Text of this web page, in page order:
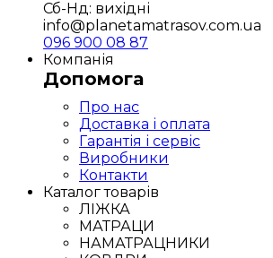
Сб-Нд: вихідні
info@planetamatrasov.com.ua
096 900 08 87
Компанія
Допомога
Про нас
Доставка і оплата
Гарантія і сервіс
Виробники
Контакти
Каталог товарів
ЛІЖКА
МАТРАЦИ
НАМАТРАЦНИКИ